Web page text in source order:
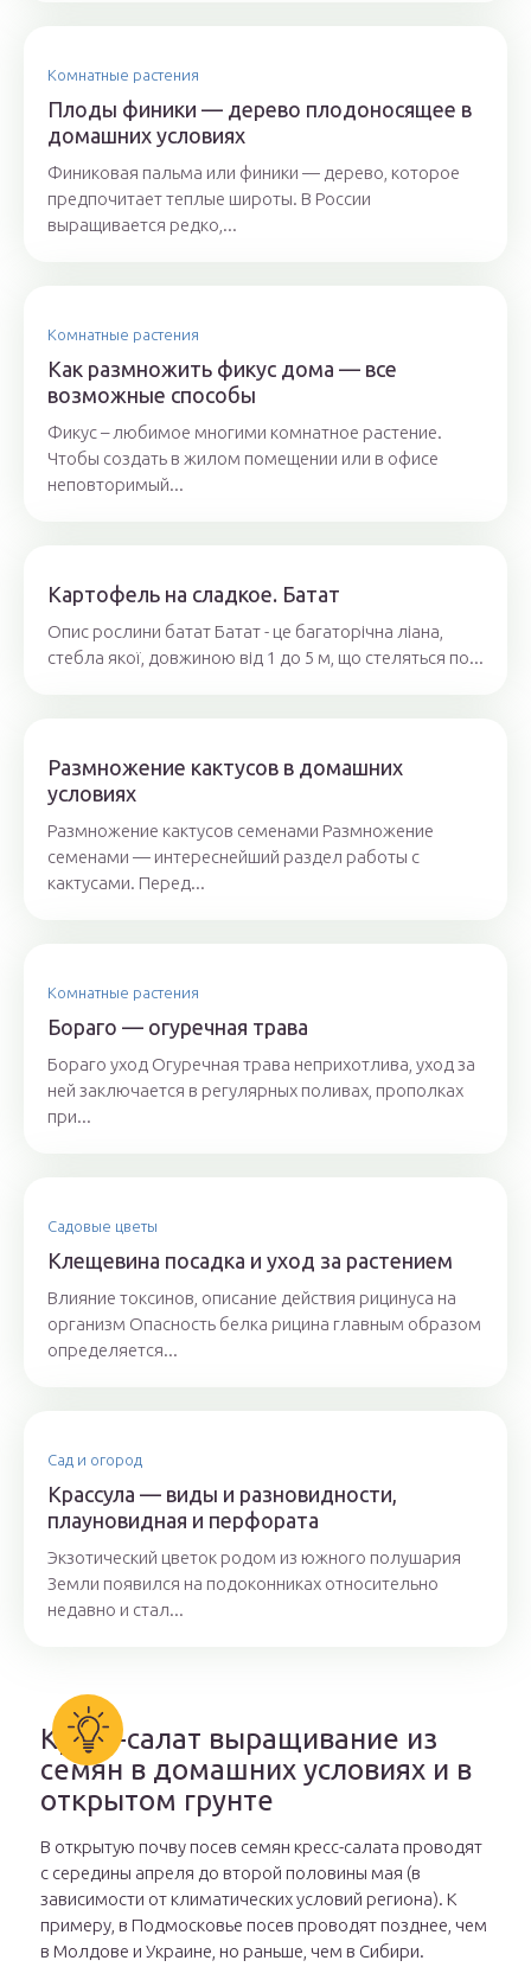
Комнатные растения
Плоды финики — дерево плодоносящее в
домашних условиях
Финиковая пальма или финики — дерево, которое
предпочитает теплые широты. В России
выращивается редко,...
Комнатные растения
Как размножить фикус дома — все
возможные способы
Фикус – любимое многими комнатное растение.
Чтобы создать в жилом помещении или в офисе
неповторимый...
Картофель на сладкое. Батат
Опис рослини батат Батат - це багаторічна ліана,
стебла якої, довжиною від 1 до 5 м, що стеляться по...
Размножение кактусов в домашних
условиях
Размножение кактусов семенами Размножение
семенами — интереснейший раздел работы с
кактусами. Перед...
Комнатные растения
Бораго — огуречная трава
Бораго уход Огуречная трава неприхотлива, уход за
ней заключается в регулярных поливах, прополках
при...
Садовые цветы
Клещевина посадка и уход за растением
Влияние токсинов, описание действия рицинуса на
организм Опасность белка рицина главным образом
определяется...
Сад и огород
Крассула — виды и разновидности,
плауновидная и перфората
Экзотический цветок родом из южного полушария
Земли появился на подоконниках относительно
недавно и стал...
Кресс-салат выращивание из
семян в домашних условиях и в
открытом грунте
В открытую почву посев семян кресс-салата проводят
с середины апреля до второй половины мая (в
зависимости от климатических условий региона). К
примеру, в Подмосковье посев проводят позднее, чем
в Молдове и Украине, но раньше, чем в Сибири.